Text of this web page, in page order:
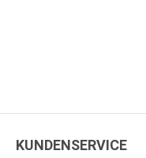
KUNDENSERVICE